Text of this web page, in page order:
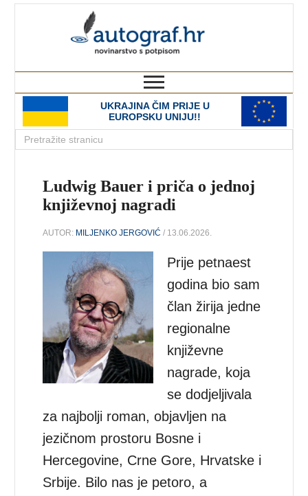
UKRAJINA ČIM PRIJE U
EUROPSKU UNIJU!!
Ludwig Bauer i priča o jednoj
književnoj nagradi
AUTOR: MILJENKO JERGOVIĆ / 13.06.2026.
Prije petnaest
godina bio sam
član žirija jedne
regionalne
književne
nagrade, koja
se dodjeljivala
za najbolji roman, objavljen na
jezičnom prostoru Bosne i
Hercegovine, Crne Gore, Hrvatske i
Srbije. Bilo nas je petoro, a